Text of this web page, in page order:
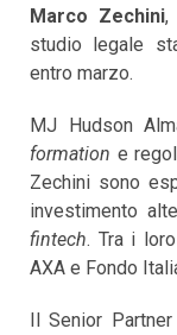
Marco Zechini,
studio legale
entro marzo.
MJ Hudson
formation e
Zechini sono
investimento
fintech. Tra i
AXA e Fondo
Il Senior